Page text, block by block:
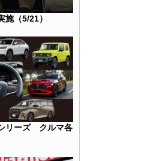
施（5/21）
リーズ クルマ各